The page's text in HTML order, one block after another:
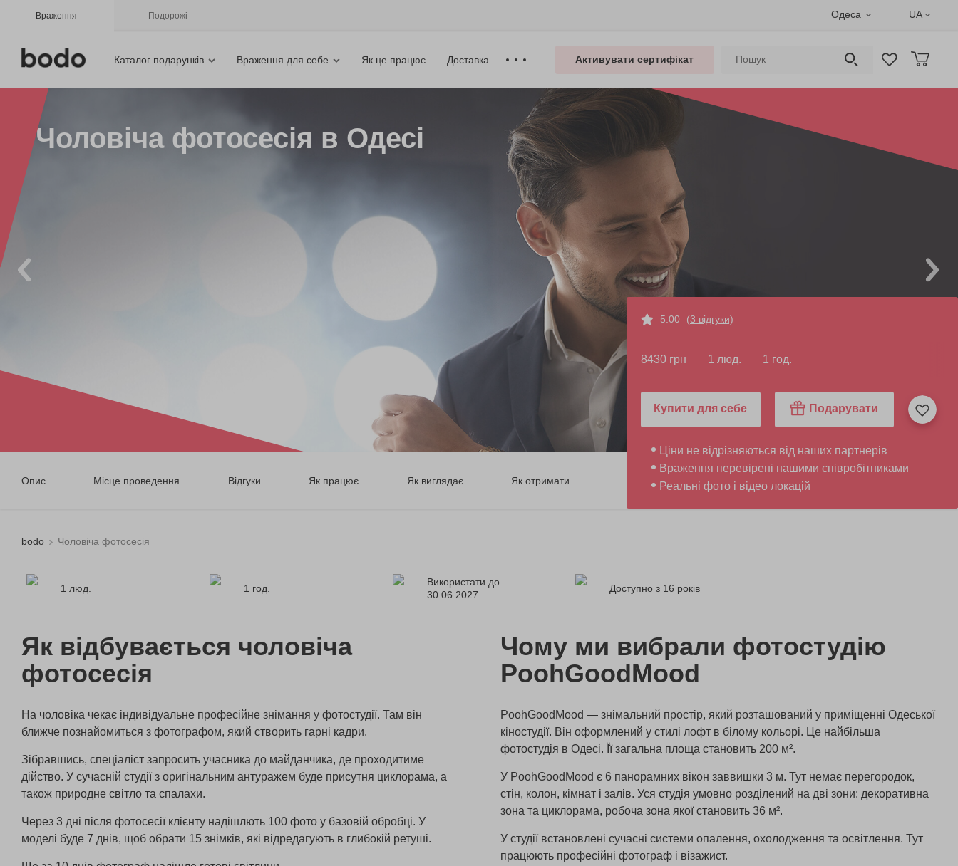
Враження Подорожі Одеса UA
Каталог подарунків Враження для себе Як це працює Доставка Активувати сертифікат
Чоловіча фотосесія в Одесі
Опис Місце проведення Відгуки Як працює Як виглядає Як отримати
5.00 (3 відгуки)
8430 грн 1 люд. 1 год.
Купити для себе Подарувати
Ціни не відрізняються від наших партнерів
Враження перевірені нашими співробітниками
Реальні фото і відео локацій
bodo Чоловіча фотосесія
1 люд. 1 год.
Використати до
30.06.2027
Доступно з 16 років
Як відбувається чоловіча
фотосесія
На чоловіка чекає індивідуальне професійне знімання у фотостудії. Там він
ближче познайомиться з фотографом, який створить гарні кадри.
Зібравшись, спеціаліст запросить учасника до майданчика, де проходитиме
дійство. У сучасній студії з оригінальним антуражем буде присутня циклорама, а
також природне світло та спалахи.
Через 3 дні після фотосесії клієнту надішлють 100 фото у базовій обробці. У
моделі буде 7 днів, щоб обрати 15 знімків, які відредагують в глибокій ретуші.
Чому ми вибрали фотостудію
PoohGoodMood
PoohGoodMood — знімальний простір, який розташований у приміщенні Одеської
кіностудії. Він оформлений у стилі лофт в білому кольорі. Це найбільша
фотостудія в Одесі. Її загальна площа становить 200 м².
У PoohGoodMood є 6 панорамних вікон заввишки 3 м. Тут немає перегородок,
стін, колон, кімнат і залів. Уся студія умовно розділений на дві зони: декоративна
зона та циклорама, робоча зона якої становить 36 м².
У студії встановлені сучасні системи опалення, охолодження та освітлення. Тут
працюють професійні фотограф і візажист.